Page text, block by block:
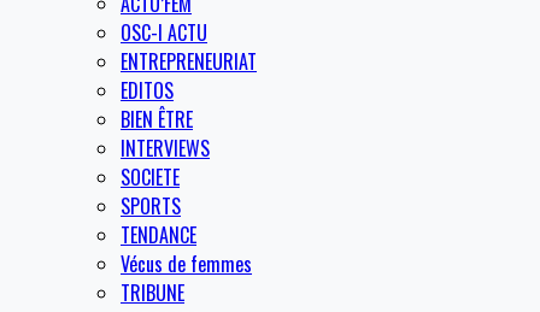
OSC-I ACTU
ENTREPRENEURIAT
EDITOS
BIEN ÊTRE
INTERVIEWS
SOCIETE
SPORTS
TENDANCE
Vécus de femmes
TRIBUNE